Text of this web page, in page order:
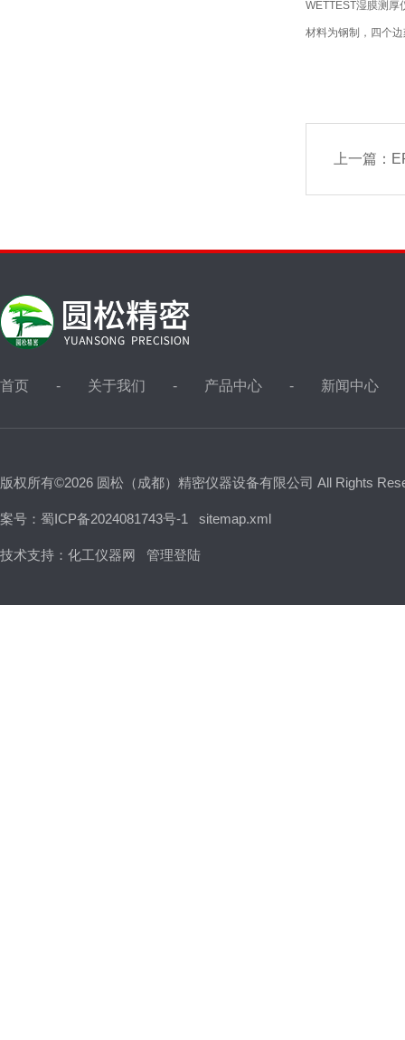
WETTEST湿膜测厚
材料为钢制，四个
上一篇：
首页 关于我们 产品中心 新闻中心
版权所有©2026 圆松（成都）精密仪器设备有限公司 All Rights
案号：蜀ICP备2024081743号-1 sitemap.xml
技术支持： 化工仪器网 管理登陆